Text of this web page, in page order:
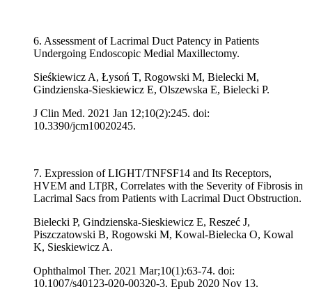
6. Assessment of Lacrimal Duct Patency in Patients
Undergoing Endoscopic Medial Maxillectomy.
Sieśkiewicz A, Łysoń T, Rogowski M, Bielecki M,
Gindzienska-Sieskiewicz E, Olszewska E, Bielecki P.
J Clin Med. 2021 Jan 12;10(2):245. doi:
10.3390/jcm10020245.
7. Expression of LIGHT/TNFSF14 and Its Receptors,
HVEM and LTβR, Correlates with the Severity of Fibrosis in
Lacrimal Sacs from Patients with Lacrimal Duct Obstruction.
Bielecki P, Gindzienska-Sieskiewicz E, Reszeć J,
Piszczatowski B, Rogowski M, Kowal-Bielecka O, Kowal
K, Sieskiewicz A.
Ophthalmol Ther. 2021 Mar;10(1):63-74. doi:
10.1007/s40123-020-00320-3. Epub 2020 Nov 13.